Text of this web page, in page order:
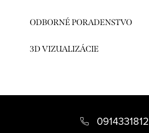
ODBORNÉ PORADENSTVO
3D VIZUALIZÁCIE
0914331812